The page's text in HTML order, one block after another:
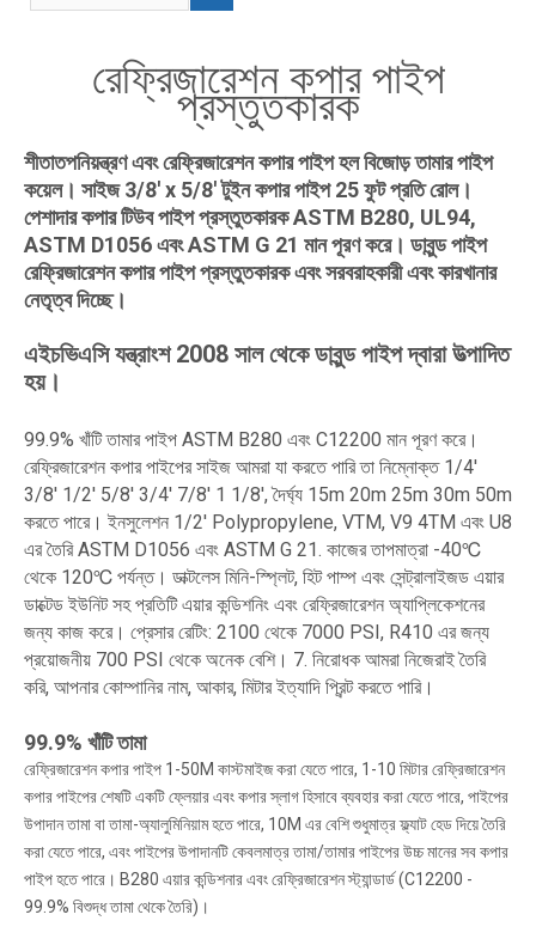
রেফ্রিজারেশন কপার পাইপ
প্রস্তুতকারক
শীতাতপনিয়ন্ত্রণ এবং রেফ্রিজারেশন কপার পাইপ হল বিজোড় তামার পাইপ
কয়েল। সাইজ 3/8' x 5/8' টুইন কপার পাইপ 25 ফুট প্রতি রোল।
পেশাদার কপার টিউব পাইপ প্রস্তুতকারক ASTM B280, UL94,
ASTM D1056 এবং ASTM G 21 মান পূরণ করে। ডাবুন্ড পাইপ
রেফ্রিজারেশন কপার পাইপ প্রস্তুতকারক এবং সরবরাহকারী এবং কারখানার
নেতৃত্ব দিচ্ছে।
এইচভিএসি যন্ত্রাংশ 2008 সাল থেকে ডাবুন্ড পাইপ দ্বারা উত্পাদিত
হয়।
99.9% খাঁটি তামার পাইপ ASTM B280 এবং C12200 মান পূরণ করে।
রেফ্রিজারেশন কপার পাইপের সাইজ আমরা যা করতে পারি তা নিম্নোক্ত 1/4'
3/8' 1/2' 5/8' 3/4' 7/8' 1 1/8', দৈর্ঘ্য 15m 20m 25m 30m 50m
করতে পারে। ইনসুলেশন 1/2' Polypropylene, VTM, V9 4TM এবং U8
এর তৈরি ASTM D1056 এবং ASTM G 21. কাজের তাপমাত্রা -40℃
থেকে 120℃ পর্যন্ত। ডাক্টলেস মিনি-স্প্লিট, হিট পাম্প এবং সেন্ট্রালাইজড এয়ার
ডাক্টেড ইউনিট সহ প্রতিটি এয়ার কন্ডিশনিং এবং রেফ্রিজারেশন অ্যাপ্লিকেশনের
জন্য কাজ করে। প্রেসার রেটিং: 2100 থেকে 7000 PSI, R410 এর জন্য
প্রয়োজনীয় 700 PSI থেকে অনেক বেশি। 7. নিরোধক আমরা নিজেরাই তৈরি
করি, আপনার কোম্পানির নাম, আকার, মিটার ইত্যাদি প্রিন্ট করতে পারি।
99.9% খাঁটি তামা
রেফ্রিজারেশন কপার পাইপ 1-50M কাস্টমাইজ করা যেতে পারে, 1-10 মিটার রেফ্রিজারেশন
কপার পাইপের শেষটি একটি ফ্লেয়ার এবং কপার স্লাগ হিসাবে ব্যবহার করা যেতে পারে, পাইপের
উপাদান তামা বা তামা-অ্যালুমিনিয়াম হতে পারে, 10M এর বেশি শুধুমাত্র ফ্ল্যাট হেড দিয়ে তৈরি
করা যেতে পারে, এবং পাইপের উপাদানটি কেবলমাত্র তামা/তামার পাইপের উচ্চ মানের সব কপার
পাইপ হতে পারে। B280 এয়ার কন্ডিশনার এবং রেফ্রিজারেশন স্ট্যান্ডার্ড (C12200 -
99.9% বিশুদ্ধ তামা থেকে তৈরি)।